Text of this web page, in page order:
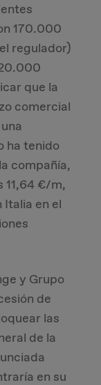
170.000
regulador)
que la
comercial
ha tenido
compañía,
11,64 €/m,
en el
y Grupo
de
las
de la
en su